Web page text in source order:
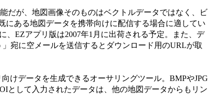
だが、地図画像そのものはベクトルデータではなく、ビ
ある地図データを携帯向けに配信する場合に適してい
、EZアプリ版は2007年1月に出荷される予定。また、デ
」宛に空メールを送信するとダウンロード用のURLが取
けデータを生成できるオーサリングツール。BMPやJPG
として入力されたデータは、他の地図データからもリン